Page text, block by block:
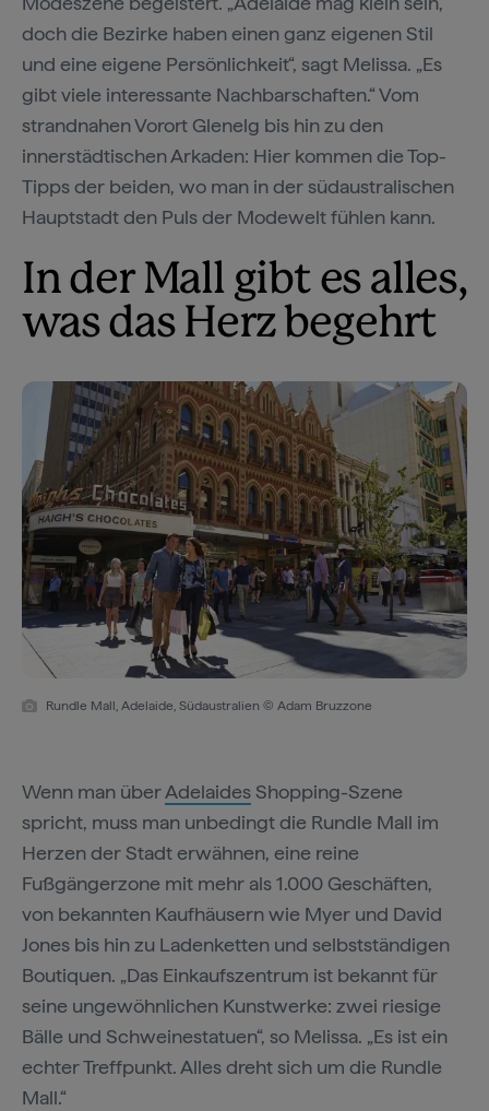
doch die Bezirke haben einen ganz eigenen Stil
und eine eigene Persönlichkeit“, sagt Melissa. „Es
gibt viele interessante Nachbarschaften.“ Vom
strandnahen Vorort Glenelg bis hin zu den
innerstädtischen Arkaden: Hier kommen die Top-
Tipps der beiden, wo man in der südaustralischen
Hauptstadt den Puls der Modewelt fühlen kann.
In der Mall gibt es alles,
was das Herz begehrt
Rundle Mall, Adelaide, Südaustralien © Adam Bruzzone
Wenn man überAdelaidesShopping-Szene
spricht, muss man unbedingt die Rundle Mall im
Herzen der Stadt erwähnen, eine reine
Fußgängerzone mit mehr als 1.000 Geschäften,
von bekannten Kaufhäusern wie Myer und David
Jones bis hin zu Ladenketten und selbstständigen
Boutiquen. „Das Einkaufszentrum ist bekannt für
seine ungewöhnlichen Kunstwerke: zwei riesige
Bälle und Schweinestatuen“, so Melissa. „Es ist ein
echter Treffpunkt. Alles dreht sich um die Rundle
Mall.“